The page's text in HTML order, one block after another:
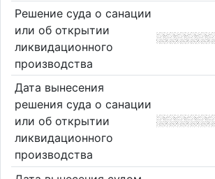
Решение суда о санации
или об открытии
ликвидационного
производства
Дата вынесения
решения суда о санации
или об открытии
ликвидационного
производства